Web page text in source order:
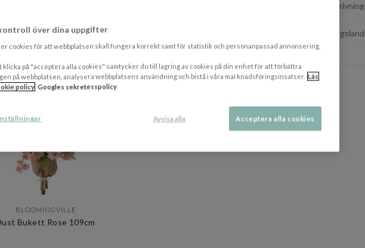
Materialbeskrivning
Tillverkningsland
DU KANSKE OCKSÅ GILLAR
NEW
BLOOMINGVILLE
Bukett Rose 109cm
över dina uppgifter
cookies för att webbplatsen skall fungera korrekt samt för statistik och personanpassad annonsering.
klicka på "acceptera alla cookies" samtycker du till lagring av cookies på din enhet för att förbättra
på webbplatsen, analysera webbplatsens användning och bistå i våra marknadsföringsinsatser. Läs
policy Googles sekretesspolicy
Avvisa alla Acceptera alla cookies